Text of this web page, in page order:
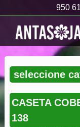
950
CASETA
138